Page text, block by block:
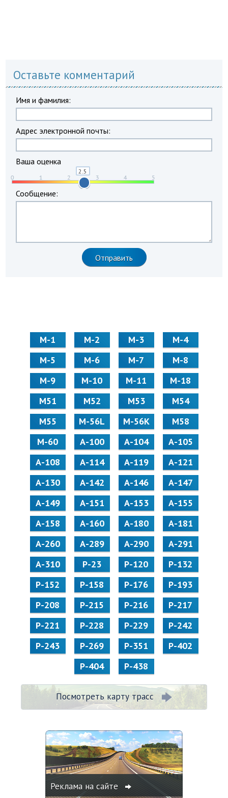
Оставьте комментарий
Имя и фамилия:
Адрес электронной почты:
Ваша оценка
Сообщение:
М-1 М-2 М-3
М-4
М-5
М-6 М-7
М-8
М-9
М-10 М-11
М-18
М51
М52 М53
М54
М55
M-56L M-56K
М58
M-60
А-100 А-104
А-105
А-108
А-114 А-119
А-121
А-130
А-142 А-146
А-147
А-149
А-151 А-153
А-155
А-158
А-160 А-180
А-181
А-260
А-289 А-290
А-291
А-310
Р-23 Р-120
Р-132
Р-152
Р-158 Р-176
Р-193
Р-208
Р-215 Р-216
Р-217
Р-221
Р-228 Р-229
Р-242
Р-243
Р-269 Р-351
Р-402
Р-404
Р-438
Посмотреть карту трасс
Реклама на сайте